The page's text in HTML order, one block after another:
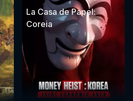
La Casa de Papel:
Coreia